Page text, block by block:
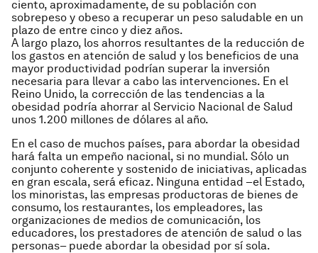
ciento, aproximadamente, de su población con
sobrepeso y obeso a recuperar un peso saludable en un
plazo de entre cinco y diez años.
A largo plazo, los ahorros resultantes de la reducción de
los gastos en atención de salud y los beneficios de una
mayor productividad podrían superar la inversión
necesaria para llevar a cabo las intervenciones. En el
Reino Unido, la corrección de las tendencias a la
obesidad podría ahorrar al Servicio Nacional de Salud
unos 1.200 millones de dólares al año.
En el caso de muchos países, para abordar la obesidad
hará falta un empeño nacional, si no mundial. Sólo un
conjunto coherente y sostenido de iniciativas, aplicadas
en gran escala, será eficaz. Ninguna entidad –el Estado,
los minoristas, las empresas productoras de bienes de
consumo, los restaurantes, los empleadores, las
organizaciones de medios de comunicación, los
educadores, los prestadores de atención de salud o las
personas– puede abordar la obesidad por sí sola.